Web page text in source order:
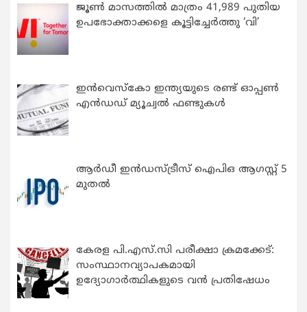
ജൂൺ മാസത്തിൽ മാത്രം 41,989 പുതിയ
ഉപഭോക്താക്കളെ കൂട്ടിച്ചേർത്തു ‘വി’
ഇന്‍വെസ്കോ ഇന്ത്യയുടെ രണ്ട് ഓപ്പണ്‍
എന്‍ഡഡ് മ്യൂച്വല്‍ ഫണ്ടുകള്‍
ആർഡീ ഇൻഡസ്ട്രീസ് ഐപിഒ ആഗസ്റ്റ് 5
മുതൽ
കേരള പി.എസ്.സി പരീക്ഷാ ക്രമക്കേട്:
സംസ്ഥാനവ്യാപകമായി
ഉദ്യോഗാര്‍ത്ഥികളുടെ വന്‍ പ്രതിഷേധം